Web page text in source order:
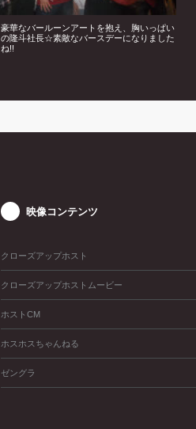
豪華なバールーンアートを抱え、胸いっぱい
の隆斗社長☆素敵なバースデーになりました
ね!!
映像コンテンツ
クローズアップホスト
クローズアップホストムービー
ホストCM
ホスホスちゃんねる
ゼングラ